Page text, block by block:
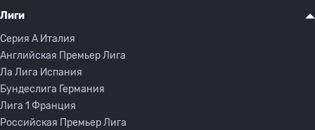
Лиги
Серия A Италия
Английская Премьер Лига
Ла Лига Испания
Бундеслига Германия
Лига 1 Франция
Российская Премьер Лига